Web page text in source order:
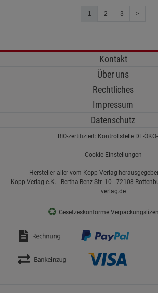
1 2 3 >
Kontakt
Über uns
Rechtliches
Impressum
Datenschutz
BIO-zertifiziert: Kontrollstelle DE-
Cookie-Einstellungen
Hersteller aller vom Kopp Verlag
Kopp Verlag e.K. - Bertha-Benz-Str. 10 - 72108
verlag.de
♻ Gesetzeskonforme